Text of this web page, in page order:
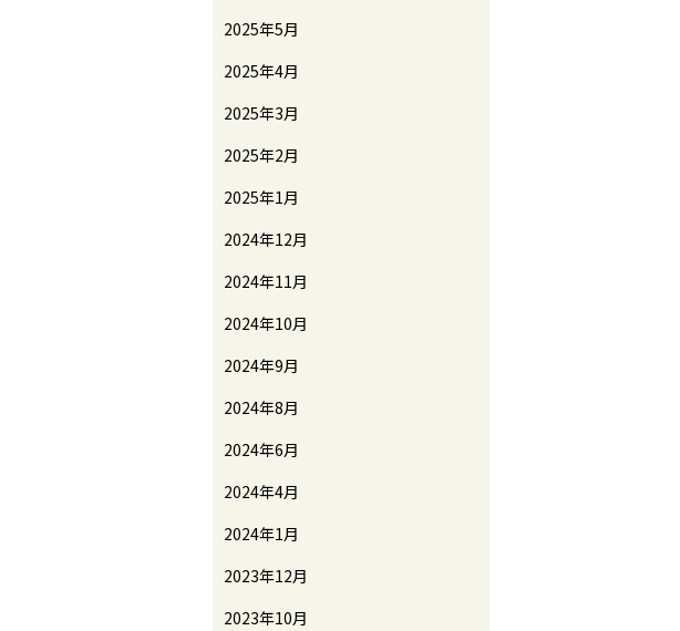
2025年5月
2025年4月
2025年3月
2025年2月
2025年1月
2024年12月
2024年11月
2024年10月
2024年9月
2024年8月
2024年6月
2024年4月
2024年1月
2023年12月
2023年10月